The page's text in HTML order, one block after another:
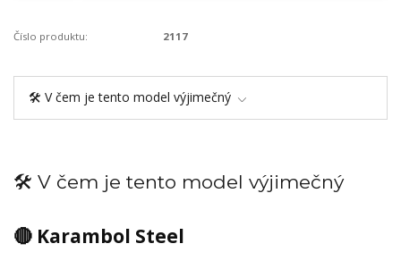
Číslo produktu: 2117
🛠️ V čem je tento model výjimečný
🛠️ V čem je tento model výjimečný
🔴 Karambol Steel